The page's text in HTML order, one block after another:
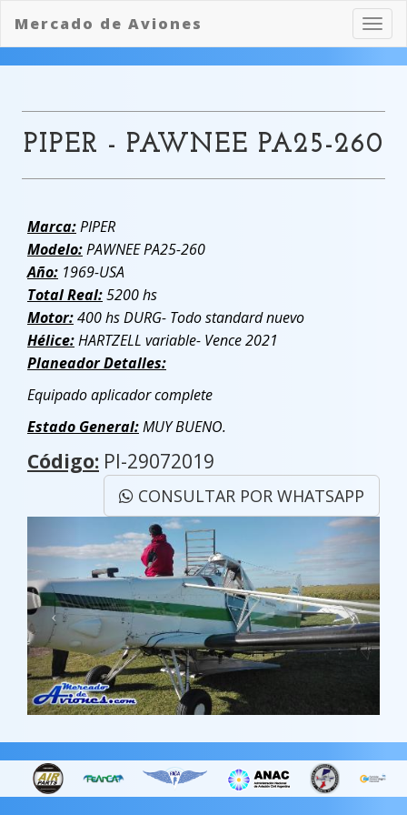
Mercado de Aviones
PIPER - PAWNEE PA25-260
Marca:PIPER
Modelo:PAWNEE PA25-260
Año: 1969-USA
Total Real:5200 hs
Motor:400 hs DURG- Todo standard nuevo
Hélice:HARTZELL variable- Vence 2021
Planeador Detalles:
Equipado aplicador complete
Estado General:MUY BUENO.
Código: PI-29072019
CONSULTAR POR WHATSAPP